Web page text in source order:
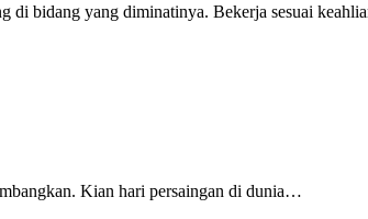
di bidang yang diminatinya. Bekerja sesuai
Kian hari persaingan di dunia…